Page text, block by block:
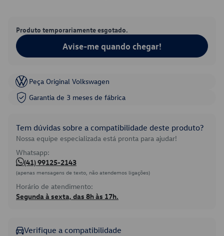
Produto temporariamente esgotado.
Avise-me quando chegar!
Peça Original Volkswagen
Garantia de 3 meses de fábrica
Tem dúvidas sobre a compatibilidade deste produto?
Nossa equipe especializada está pronta para ajudar!
Whatsapp:
(41) 99125-2143
(apenas mensagens de texto, não atendemos ligações)
Horário de atendimento:
Segunda à sexta, das 8h às 17h.
Verifique a compatibilidade